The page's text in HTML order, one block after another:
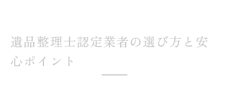
遺品整理士認定業者の選び方と安
心ポイント